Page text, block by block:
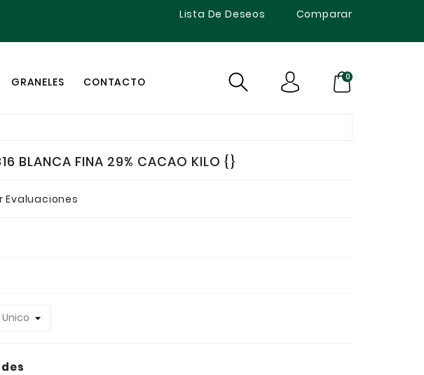
Lista De Deseos Comparar
GRANELES CONTACTO 0
BLANCA FINA 29% CACAO KILO {}
Evaluaciones